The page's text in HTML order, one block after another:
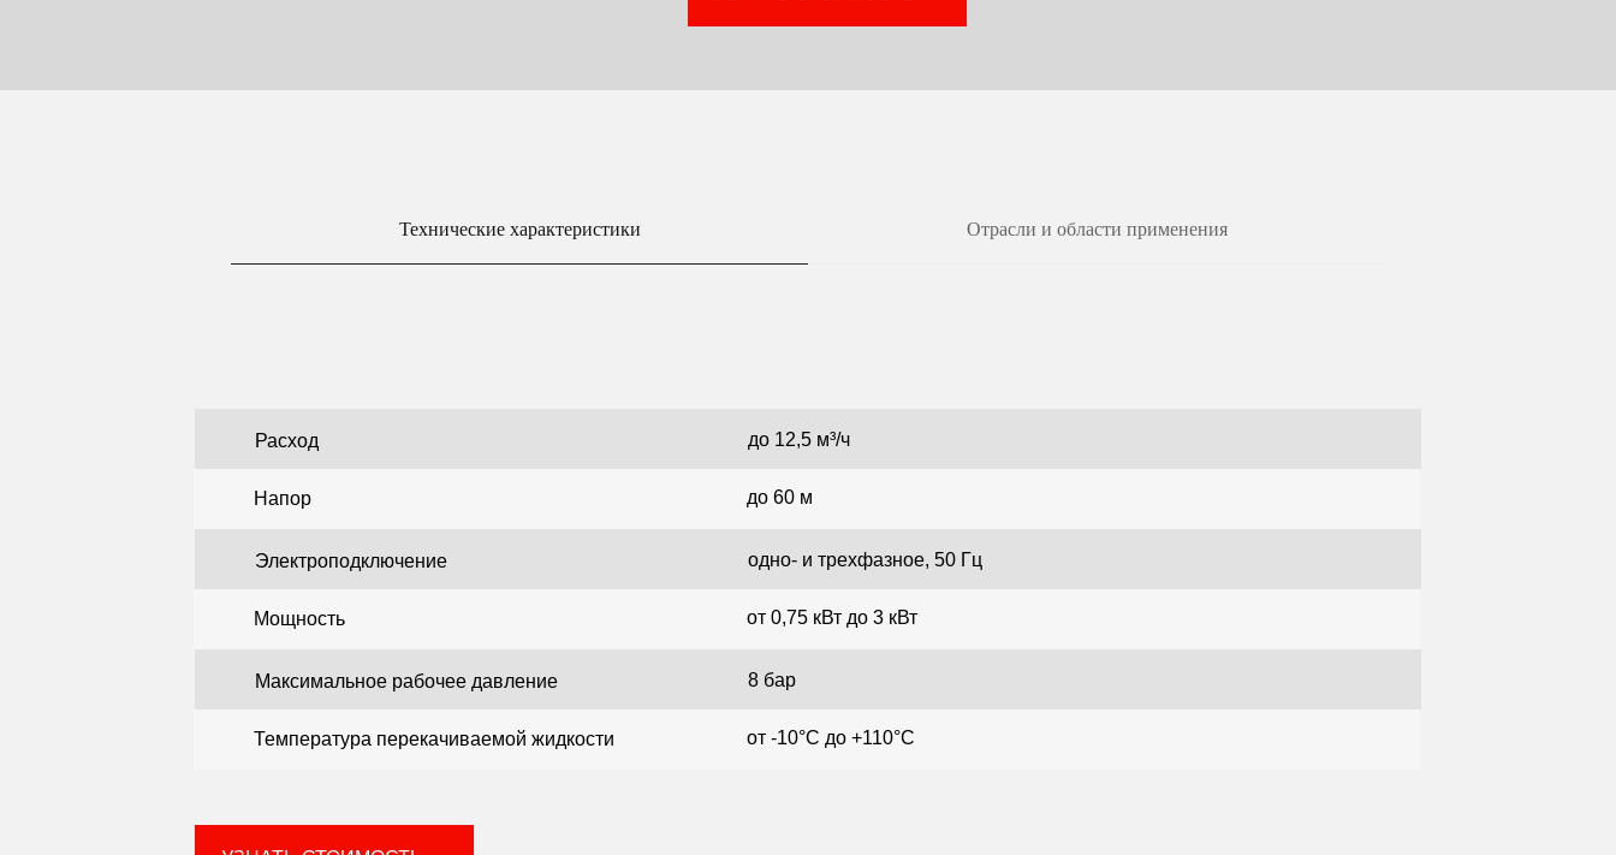
Технические характеристики Отрасли и области применения
Напор
Мощность
до 60 м
Температура перекачиваемой жидкости
от 0,75 кВт до 3 кВт
от -10°C до +110°C
Расход
Электроподключение
до 12,5 м³/ч
Максимальное рабочее давление
одно- и трехфазное, 50 Гц
8 бар